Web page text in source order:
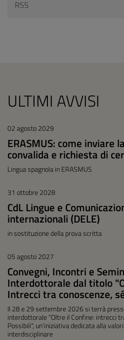
RSS
ULTIMI AVVISI
02 agosto 2029
ERASMUS: come inviare
convalida e richiesta di
Lingua spagnola in ERASMUS
31 ottobre 2028
CdL Lingue e
internazionali (DELE)
in sostituzione della prova scritta
05 agosto 2027
Convegni, Incontri e
Interdottorale dal titolo
Intrecci tra conoscenze,
Il 28 e 29 settembre 2026 si terrà
interdottorale "Oltre il Confine: intrecci
Possibili", un'iniziativa dedicata alla
interdisciplinare